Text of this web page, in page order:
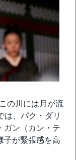
の川には月が流
は、パク・ダリ
ガン（カン・テ
子が緊張感を高